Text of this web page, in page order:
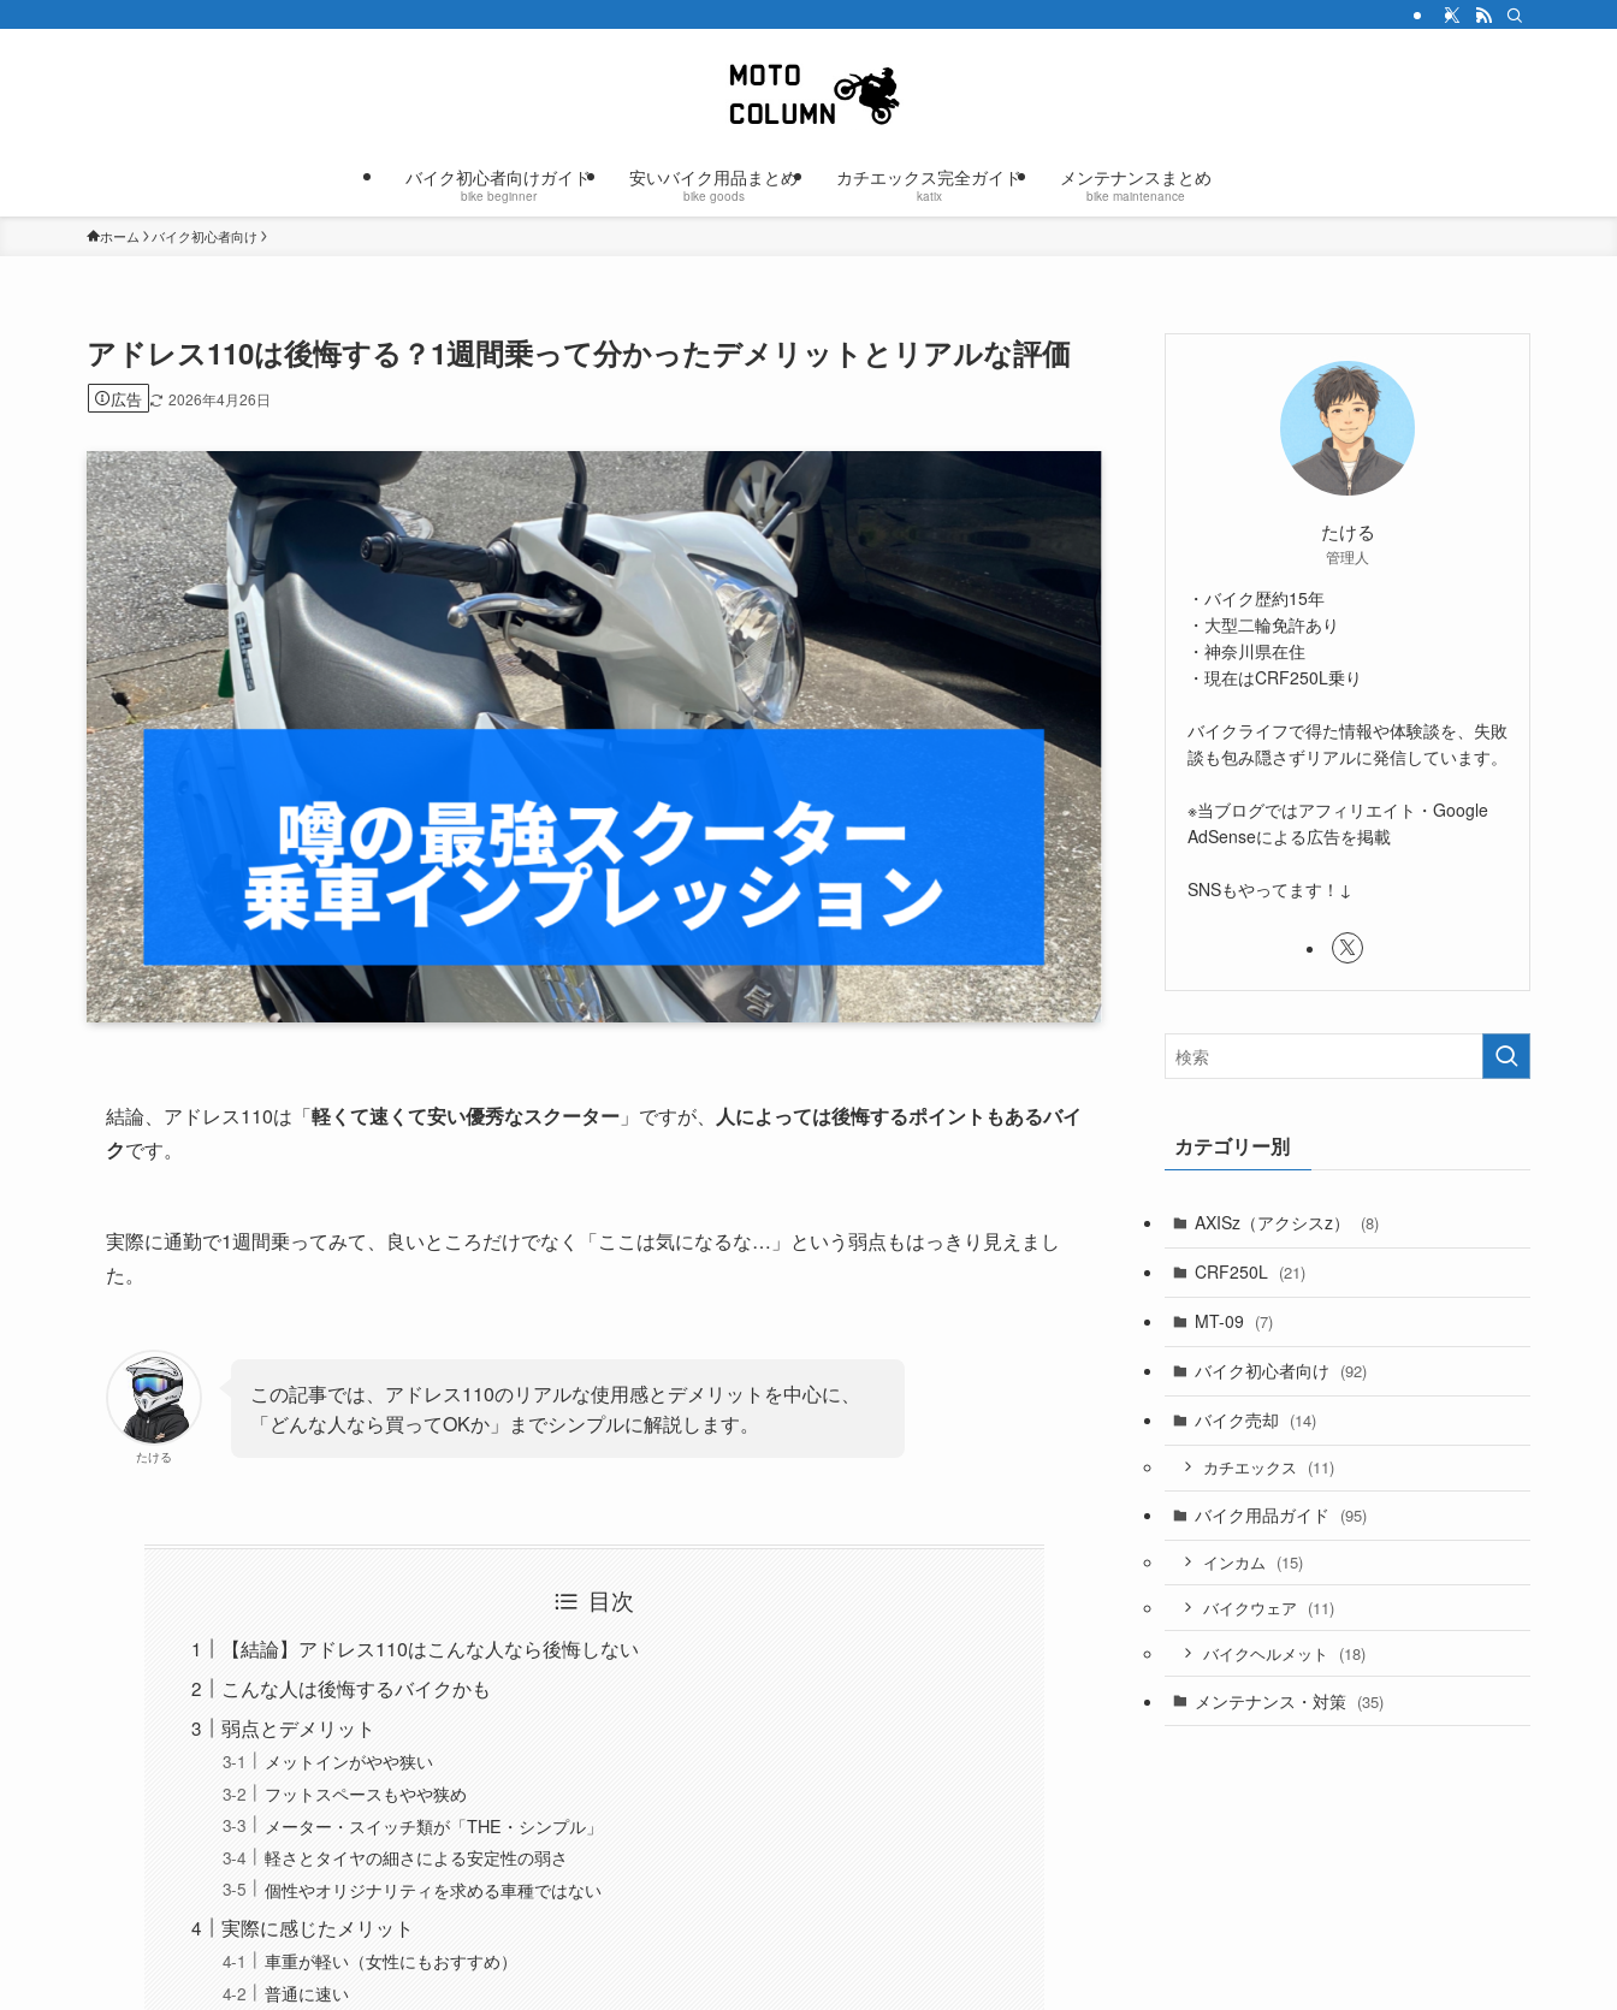
バイク初心者向けガイド
bike beginner
安いバイク用品まとめ
bike goods
カチエックス完全ガイド
katix
メンテナンスまとめ
bike maintenance
ホーム バイク初心者向け
アドレス110は後悔する？1週間乗って分かったデメリットとリアルな評価
広告 2026年4月26日
結論、アドレス110は「軽くて速くて安い優秀なスクーター 」ですが、 人によっては後悔するポイントもあるバイ
クです。
実際に通勤で1週間乗ってみて、良いところだけでなく「ここは気になるな…」という弱点もはっきり見えまし
た。
たける
この記事では、アドレス110のリアルな使用感とデメリットを中心に、
「どんな人なら買ってOKか」までシンプルに解説します。
目次
【結論】アドレス110はこんな人なら後悔しない
こんな人は後悔するバイクかも
弱点とデメリット
メットインがやや狭い
フットスペースもやや狭め
メーター・スイッチ類が「THE・シンプル」
軽さとタイヤの細さによる安定性の弱さ
個性やオリジナリティを求める車種ではない
実際に感じたメリット
車重が軽い（女性にもおすすめ）
普通に速い
たける
管理人
・バイク歴約15年
・大型二輪免許あり
・神奈川県在住
・現在はCRF250L乗り
バイクライフで得た情報や体験談を、失敗
談も包み隠さずリアルに発信しています。
※当ブログではアフィリエイト・Google
AdSenseによる広告を掲載
SNSもやってます！↓
カテゴリー別
AXISz（アクシスz） (8)
CRF250L (21)
MT-09 (7)
バイク初心者向け (92)
バイク売却 (14)
カチエックス (11)
バイク用品ガイド (95)
インカム (15)
バイクウェア (11)
バイクヘルメット (18)
メンテナンス・対策 (35)